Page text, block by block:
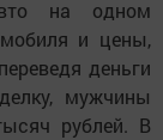
на одном
и цены,
деньги
мужчины
рублей. В